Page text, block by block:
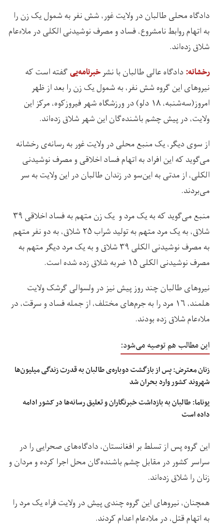
دادگاه محلی طالبان در ولایت غور، شش نفر به شمول یک زن را
به اتهام روابط نامشروع، فساد و مصرف نوشیدنی الکلی در ملاءعام
شلاق زده‌اند.
رخشانه: دادگاه عالی طالبان با نشرخبرنامه‌ییگفته است که
نیروهای این گروه شش نفر، به شمول یک زن را بعد از ظهر
امروز(سه‌شنبه، ۱۸ دلو) در ورزشگاه شهر فیروزکوه، مرکز این
ولایت، در پیش چشم باشنده‌گان این شهر شلاق زده‌اند.
از سوی دیگر، یک منبع محلی در ولایت غور به رسانه‌ی رخشانه
می‌گوید که این افراد به اتهام فساد اخلاقی و مصرف نوشیدنی
الکلی، از مدتی به این‌سو در زندان طالبان در این ولایت به سر
می‌بردند.
منبع می‌گوید که به یک مرد و یک زن متهم به فساد اخلاقی ۳۹
شلاق، به یک مرد متهم به تولید شراب ۲۵ شلاق، به دو نفر متهم
به مصرف نوشیدنی الکلی ۳۹ شلاق و به یک مرد دیگر متهم به
مصرف نوشیدنی الکلی ۱۵ ضربه شلاق زده شده است.
نیروهای طالبان چند روز پیش نیز در ولسوالی گرشک ولایت
هلمند، ۱۶ مرد را به جرم‌های مختلف، از جمله فساد و سرقت، در
ملاءعام شلاق زده بودند.
این مطالب هم توصیه می‌شود:
زنان معترض: پس از بازگشت دوباره‌ی طالبان به قدرت زندگی میلیون‌ها
شهروند کشور وارد بحران شد
یوناما: طالبان به بازداشت خبرنگاران و تعلیق رسانه‌ها در کشور ادامه
داده است
این گروه پس از تسلط بر افغانستان، دادگاه‌های صحرایی را در
سراسر کشور در مقابل چشم باشنده‌گان محل اجرا کرده و مردان و
زنان را شلاق زده‌اند.
همچنان، نیروهای این گروه چندی پیش در ولایت فراه یک مرد را
به اتهام قتل، در ملاءعام اعدام کردند.